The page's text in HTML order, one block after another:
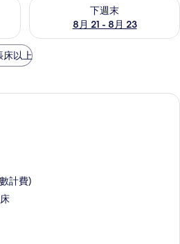
下週末
8月 21 - 8月 23
床以上
計費)